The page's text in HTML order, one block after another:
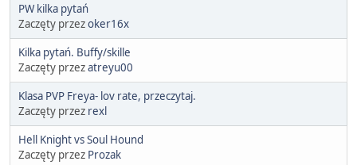
PW kilka pytań
Zaczęty przezoker16x
Kilka pytań. Buffy/skille
Zaczęty przezatreyu00
Klasa PVP Freya- lov rate, przeczytaj.
Zaczęty przez rexl
Hell Knight vs Soul Hound
Zaczęty przez Prozak